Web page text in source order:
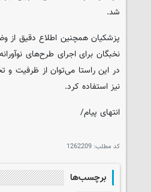
شد.
پزشکیان همچنین اطلاع دقیق از
نخبگان برای اجرای طرح‌های
در این راستا می‌توان از
نیز استفاده کرد.
انتهای پیام/
کد مطلب: 1262209
برچسب‌ها